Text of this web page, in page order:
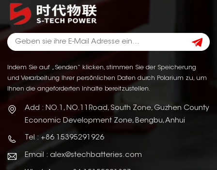
Indem Sie auf „Senden“ klicken, stimmen Sie der Speicherung
und Verarbeitung Ihrer persönlichen Daten durch Polarium zu, um
Ihnen die angeforderten Inhalte bereitzustellen.
Add : NO.1, NO.11Road, South Zone, Guzhen County
Economic Development Zone, Bengbu, Anhui
Tel : +86 15395291926
Email : alex@stechbatteries.com